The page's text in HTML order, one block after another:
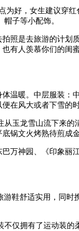
好，女生建议穿
子等小配饰。
照是去旅游的计
有人羡慕你们的闺蜜
温暖。中层服装
在风大或者下雪的
玉龙雪山流下来
锅文火烤熟待煎成金
万神园、《印象丽江
鞋舒适实用，同
仅拥有了运动装